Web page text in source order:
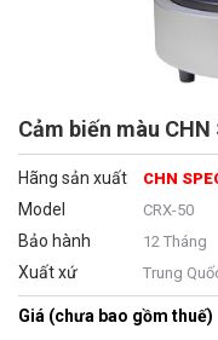
Cảm biến màu CHN
Hãng sản xuất CHN
Model CRX-50
Bảo hành 12 Tháng
Xuất xứ Trung
Giá (chưa bao gồm thuế)